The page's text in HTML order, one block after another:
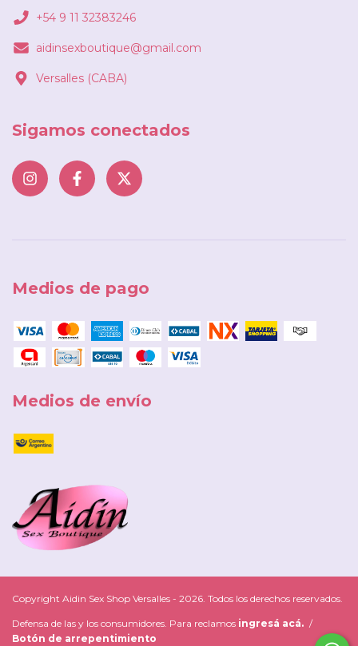
+54 9 11 32383246
aidinsexboutique@gmail.com
Versalles (CABA)
Sigamos conectados
Medios de pago
Medios de envío
Copyright Aidin Sex Shop Versalles - 2026. Todos los derechos reservados.
Defensa de las y los consumidores. Para reclamos ingresá acá. /
Botón de arrepentimiento